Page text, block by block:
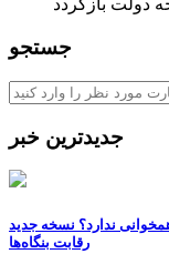
دولت بازگردد
جستجو
جدیدترین خبر
ندارد؟ نسخه جدید
رقابت‌ بنگاه‌ها